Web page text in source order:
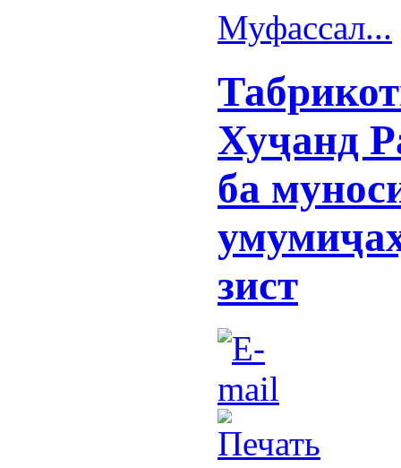
Муфассал...
Хуҷанд
ба
зист